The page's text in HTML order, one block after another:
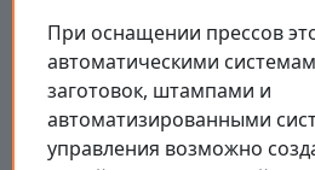
При оснащении прессов
автоматическими
заготовок, штампами и
автоматизированными
управления возможно